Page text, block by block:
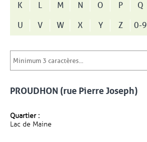
K
L M N O P Q
U
V W X Y Z 0-9
PROUDHON (rue Pierre Joseph)
Quartier :
Lac de Maine